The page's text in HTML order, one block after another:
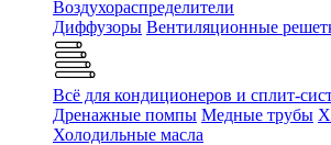
Воздухораспределители
Диффузоры Вентиляционные
Всё для кондиционеров и сплит-
Дренажные помпы Медные трубы
Холодильные масла